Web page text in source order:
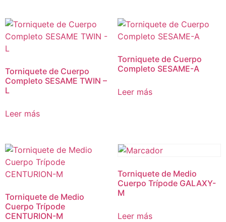
Torniquete de Cuerpo
Completo SESAME TWIN –
L
Leer más
Torniquete de Cuerpo
Completo SESAME-A
Leer más
Torniquete de Medio
Cuerpo Trípode
CENTURION-M
Torniquete de Medio
Cuerpo Trípode GALAXY-
M
Leer más